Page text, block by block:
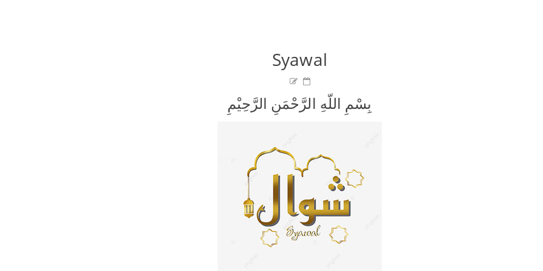
Syawal
بِسْمِ اللّهِ الرَّحْمَنِ الرَّحِيْمِ